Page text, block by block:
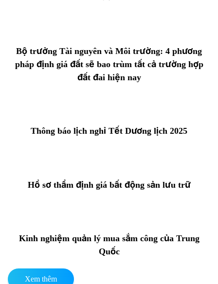
Bộ trưởng Tài nguyên và Môi trường: 4 phương
pháp định giá đất sẽ bao trùm tất cả trường hợp
đất đai hiện nay
Thông báo lịch nghỉ Tết Dương lịch 2025
Hồ sơ thẩm định giá bất động sản lưu trữ
Kinh nghiệm quản lý mua sắm công của Trung
Quốc
Xem thêm